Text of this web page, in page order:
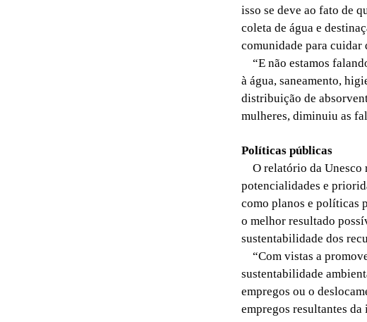
isso se deve ao fato de
coleta de água e
comunidade para cuidar
“E não estamos
à água, saneamento,
distribuição de
mulheres, diminuiu as
Políticas públicas
O relatório da Unesco
potencialidades e
como planos e políticas
o melhor resultado
sustentabilidade dos
“Com vistas a
sustentabilidade
empregos ou o
empregos resultantes